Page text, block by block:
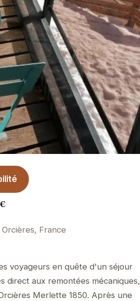
France
voyageurs en quête d'un séjour
direct aux remontées mécaniques,
Merlette 1850. Après une